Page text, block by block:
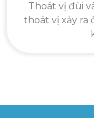
Thoát vị đùi
thoát vị xảy ra